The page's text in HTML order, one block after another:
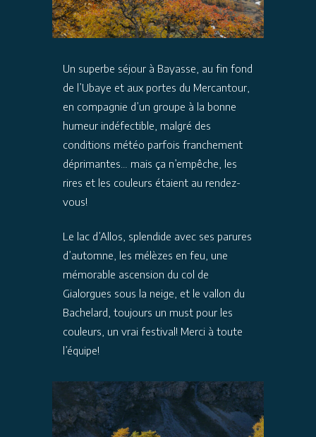
Un superbe séjour à Bayasse, au fin fond
de l’Ubaye et aux portes du Mercantour,
en compagnie d’un groupe à la bonne
humeur indéfectible, malgré des
conditions météo parfois franchement
déprimantes… mais ça n’empêche, les
rires et les couleurs étaient au rendez-
vous!
Le lac d’Allos, splendide avec ses parures
d’automne, les mélèzes en feu, une
mémorable ascension du col de
Gialorgues sous la neige, et le vallon du
Bachelard, toujours un must pour les
couleurs, un vrai festival! Merci à toute
l’équipe!